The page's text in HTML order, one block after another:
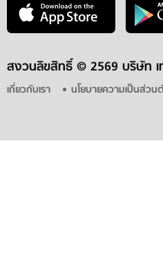
สงวนลิขสิทธิ์ © 2569 บริษัท เ
เกี่ยวกับเรา นโยบายความเป็นส่วน